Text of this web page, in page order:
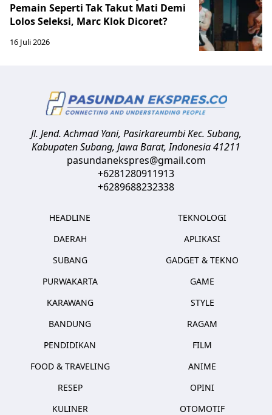
Pemain Seperti Tak Takut Mati Demi
Lolos Seleksi, Marc Klok Dicoret?
16 Juli 2026
Jl. Jend. Achmad Yani, Pasirkareumbi Kec. Subang,
Kabupaten Subang, Jawa Barat,Indonesia41211
pasundanekspres@gmail.com
+6281280911913
+6289688232338
HEADLINE
DAERAH
SUBANG
PURWAKARTA
KARAWANG
BANDUNG
PENDIDIKAN
FOOD & TRAVELING
RESEP
KULINER
TEKNOLOGI
APLIKASI
GADGET & TEKNO
GAME
STYLE
RAGAM
FILM
ANIME
OPINI
OTOMOTIF